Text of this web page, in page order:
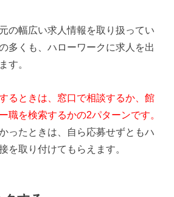
の幅広い求人情報を取り扱ってい
多くも、ハローワークに求人を出
す。
るときは、窓口で相談するか、館
職を検索するかの2パターンです。
ったときは、自ら応募せずともハ
を取り付けてもらえます。